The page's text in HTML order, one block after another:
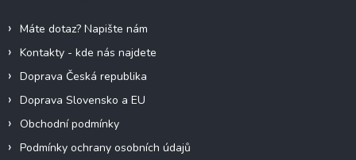
Máte dotaz? Napište nám
Kontakty - kde nás najdete
Doprava Česká republika
Doprava Slovensko a EU
Obchodní podmínky
Podmínky ochrany osobních údajů